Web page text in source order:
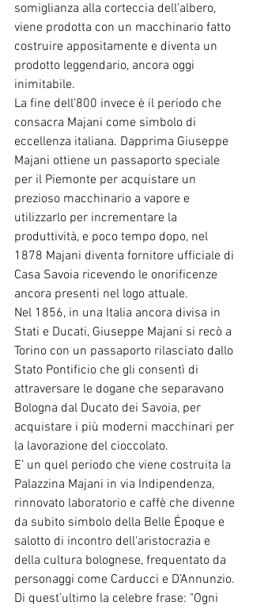
somiglianza alla corteccia dell'albero,
viene prodotta con un macchinario fatto
costruire appositamente e diventa un
prodotto leggendario, ancora oggi
inimitabile.
La fine dell’800 invece è il periodo che
consacra Majani come simbolo di
eccellenza italiana. Dapprima Giuseppe
Majani ottiene un passaporto speciale
per il Piemonte per acquistare un
prezioso macchinario a vapore e
utilizzarlo per incrementare la
produttività, e poco tempo dopo, nel
1878 Majani diventa fornitore ufficiale di
Casa Savoia ricevendo le onorificenze
ancora presenti nel logo attuale.
Nel 1856, in una Italia ancora divisa in
Stati e Ducati, Giuseppe Majani si recò a
Torino con un passaporto rilasciato dallo
Stato Pontificio che gli consentì di
attraversare le dogane che separavano
Bologna dal Ducato dei Savoia, per
acquistare i più moderni macchinari per
la lavorazione del cioccolato.
E’ un quel periodo che viene costruita la
Palazzina Majani in via Indipendenza,
rinnovato laboratorio e caffè che divenne
da subito simbolo della Belle Époque e
salotto di incontro dell'aristocrazia e
della cultura bolognese, frequentato da
personaggi come Carducci e D’Annunzio.
Di quest’ultimo la celebre frase: "Ogni